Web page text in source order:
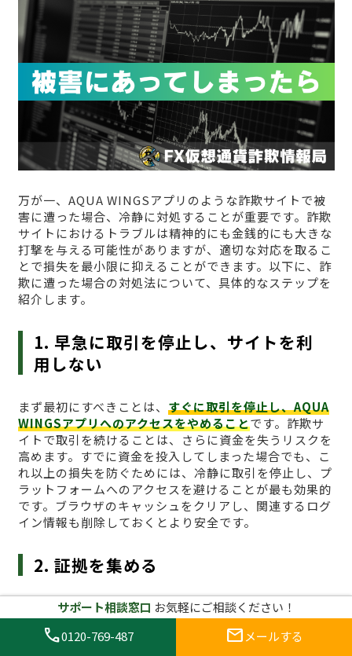
万が一、AQUA WINGSアプリのような詐欺サイトで被
害に遭った場合、冷静に対処することが重要です。詐欺
サイトにおけるトラブルは精神的にも金銭的にも大きな
打撃を与える可能性がありますが、適切な対応を取るこ
とで損失を最小限に抑えることができます。以下に、詐
欺に遭った場合の対処法について、具体的なステップを
紹介します。
1. 早急に取引を停止し、サイトを利
用しない
まず最初にすべきことは、 すぐに取引を停止し、AQUA
WINGSアプリへのアクセスをやめることです。詐欺サ
イトで取引を続けることは、さらに資金を失うリスクを
高めます。すでに資金を投入してしまった場合でも、こ
れ以上の損失を防ぐためには、冷静に取引を停止し、プ
ラットフォームへのアクセスを避けることが最も効果的
です。ブラウザのキャッシュをクリアし、関連するログ
イン情報も削除しておくとより安全です。
2. 証拠を集める
詐欺に遭った場合、証拠を集めることが非常に重要
す。取引履歴、入金記録、通信内容、スクリーンショッ
トなど、可能な限り詳細な証拠を収集しましょう。これ
サポート相談窓口 お気軽にご相談ください！
call0120-769-487 mail メールする